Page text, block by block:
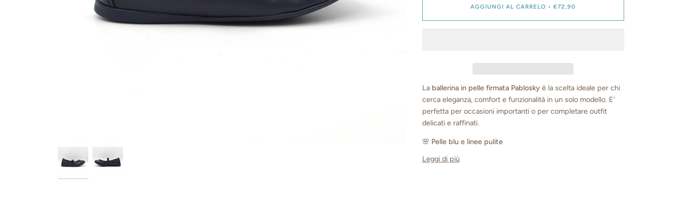
AGGIUNGI AL CARRELO • €72,90
La ballerina in pelle firmata Pabloskyè la scelta ideale per chi
cerca eleganza, comfort e funzionalità in un solo modello. E'
perfetta per occasioni importanti o per completare outfit
delicati e raffinati.
🌸 Pelle blu e linee pulite
Leggi di più